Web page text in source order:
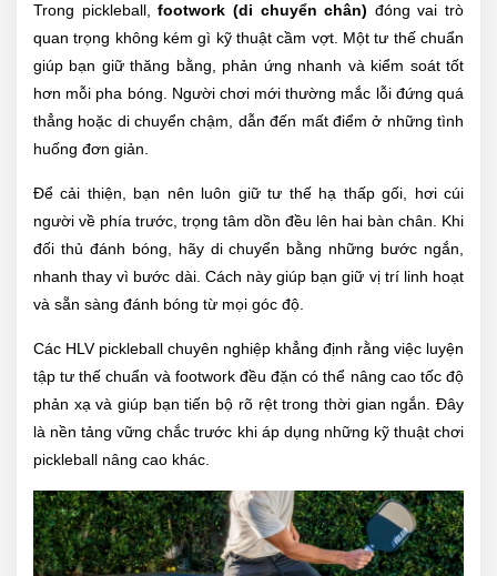
Trong pickleball,footwork (di chuyển chân) đóng vai trò
quan trọng không kém gì kỹ thuật cầm vợt. Một tư thế chuẩn
giúp bạn giữ thăng bằng, phản ứng nhanh và kiểm soát tốt
hơn mỗi pha bóng. Người chơi mới thường mắc lỗi đứng quá
thẳng hoặc di chuyển chậm, dẫn đến mất điểm ở những tình
huống đơn giản.
Để cải thiện, bạn nên luôn giữ tư thế hạ thấp gối, hơi cúi
người về phía trước, trọng tâm dồn đều lên hai bàn chân. Khi
đối thủ đánh bóng, hãy di chuyển bằng những bước ngắn,
nhanh thay vì bước dài. Cách này giúp bạn giữ vị trí linh hoạt
và sẵn sàng đánh bóng từ mọi góc độ.
Các HLV pickleball chuyên nghiệp khẳng định rằng việc luyện
tập tư thế chuẩn và footwork đều đặn có thể nâng cao tốc độ
phản xạ và giúp bạn tiến bộ rõ rệt trong thời gian ngắn. Đây
là nền tảng vững chắc trước khi áp dụng những kỹ thuật chơi
pickleball nâng cao khác.